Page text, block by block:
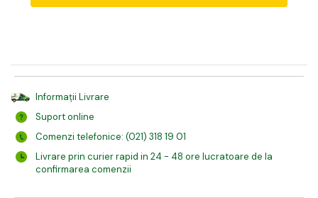
Informații Livrare
Suport online
Comenzi telefonice: (021) 318 19 01
Livrare prin curier rapid in 24 - 48 ore lucratoare de la
confirmarea comenzii